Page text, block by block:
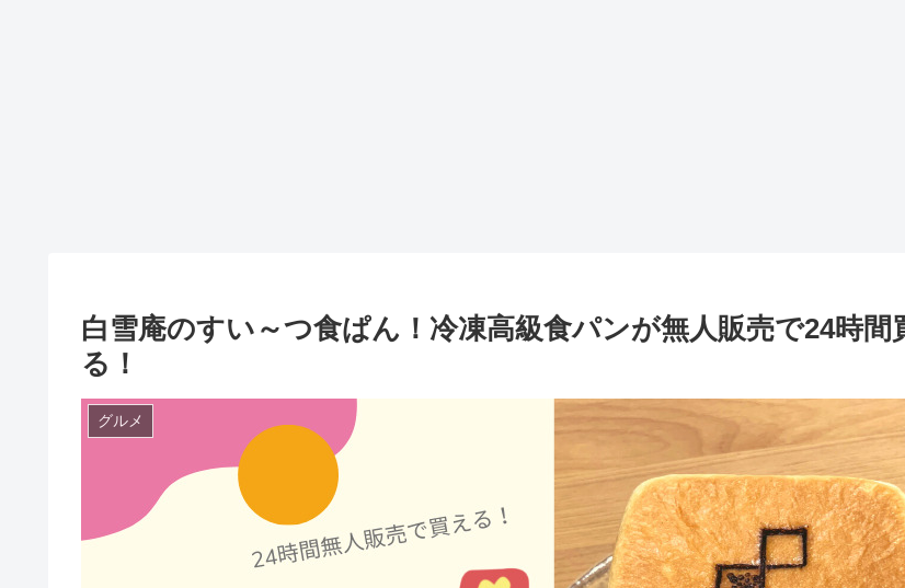
白雪庵のすい～つ食ぱん！冷凍高級食パンが無人販売で24時間
る！
グルメ